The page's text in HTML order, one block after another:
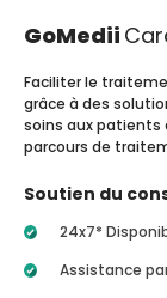
GoMedii
Faciliter le
grâce à des
soins aux patients
parcours de
Soutien du
24x7*
Assistance